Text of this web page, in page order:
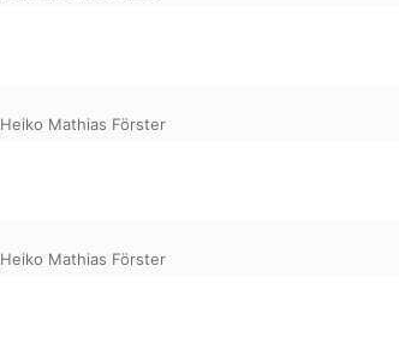
Heiko Mathias Förster
Heiko Mathias Förster